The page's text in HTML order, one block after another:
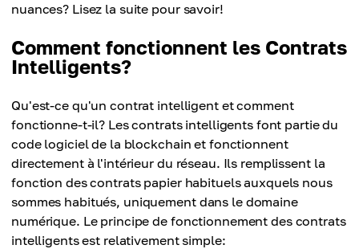
nuances? Lisez la suite pour savoir!
Comment fonctionnent les Contrats
Intelligents?
Qu'est-ce qu'un contrat intelligent et comment
fonctionne-t-il? Les contrats intelligents font partie du
code logiciel de la blockchain et fonctionnent
directement à l'intérieur du réseau. Ils remplissent la
fonction des contrats papier habituels auxquels nous
sommes habitués, uniquement dans le domaine
numérique. Le principe de fonctionnement des contrats
intelligents est relativement simple: